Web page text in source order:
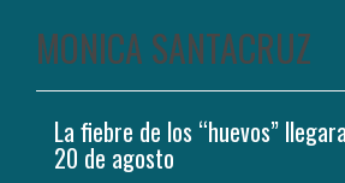
MONICA SANTACRUZ
La fiebre de los “huevos”
20 de agosto